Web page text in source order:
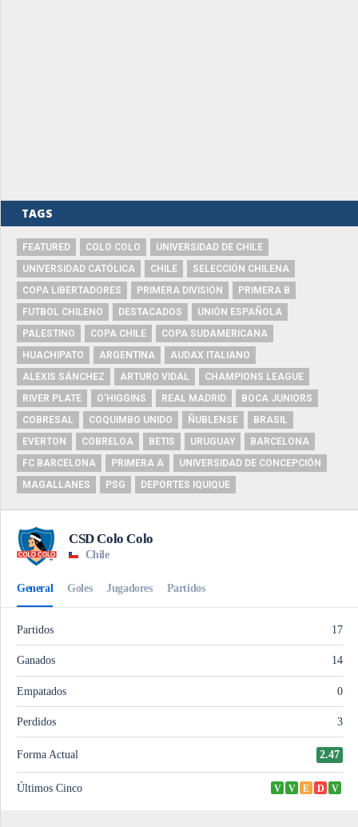
TAGS
FEATURED COLO COLO
UNIVERSIDAD DE CHILE
UNIVERSIDAD CATÓLICA
CHILE
SELECCIÓN CHILENA
COPA LIBERTADORES
PRIMERA DIVISIÓN
PRIMERA B
FUTBOL CHILENO
DESTACADOS
UNIÓN ESPAÑOLA
PALESTINO
COPA CHILE
COPA SUDAMERICANA
HUACHIPATO
ARGENTINA
AUDAX ITALIANO
ALEXIS SÁNCHEZ
ARTURO VIDAL
CHAMPIONS LEAGUE
RIVER PLATE
O'HIGGINS REAL MADRID
BOCA JUNIORS
COBRESAL
COQUIMBO UNIDO ÑUBLENSE
BRASIL
EVERTON
COBRELOA BETIS URUGUAY
BARCELONA
FC BARCELONA
PRIMERA A
UNIVERSIDAD DE CONCEPCIÓN
MAGALLANES
PSG DEPORTES IQUIQUE